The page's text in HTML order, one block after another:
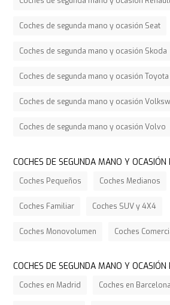
Coches de segunda mano y ocasión Seat
Coches de segunda mano y ocasión Skoda
Coches de segunda mano y ocasión Toyota
Coches de segunda mano y ocasión
Coches de segunda mano y ocasión Volvo
COCHES DE SEGUNDA MANO Y
Coches Pequeños Coches Medianos
Coches Familiar Coches SUV y 4X4
Coches Monovolumen Coches
COCHES DE SEGUNDA MANO Y
Coches en Madrid Coches en Barcelona